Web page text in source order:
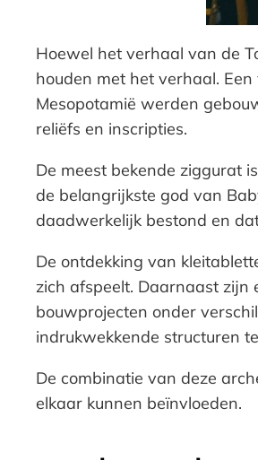
Hoewel het verhaal van de
houden met het verhaal.
Mesopotamië werden
reliëfs en inscripties.
De meest bekende ziggurat
de belangrijkste god van
daadwerkelijk bestond en
De ontdekking van
zich afspeelt. Daarnaast zijn
bouwprojecten onder
indrukwekkende structuren
De combinatie van deze
elkaar kunnen beïnvloeden.